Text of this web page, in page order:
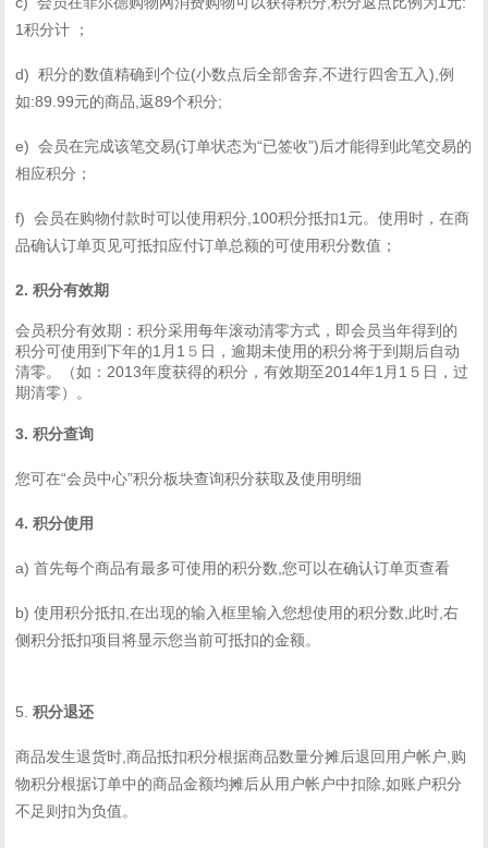
1积分计 ；
d)积分的数值精确到个位(小数点后全部舍弃 ,不进行四舍五入),例
如:89.99元的商品 ,返89个积分;
e)会员在完成该笔交易(订单状态为“已签收”)后才能得到此笔交易的
相应积分；
f)会员在购物付款时可以使用积分 ,100积分抵扣1 元。使用时，在商
品确认订单页见可抵扣应付订单总额的可使用积分数值；
2. 积分有效期
会员积分有效期：积分采用每年滚动清零方式，即会员当年得到的
积分可使用到下年的1 月 1 ５ 日，逾期未使用的积分将于到期后自动
清零。（如：2013年度获得的积分，有效期至2014年1 月 1 ５ 日，过
期清零）。
3. 积分查询
您可在“会员中心”积分板块查询积分获取及使用明细
4. 积分使用
a)首先每个商品有最多可使用的积分数 ,您可以在确认订单页查看
b)使用积分抵扣 ,在出现的输入框里输入您想使用的积分数 此时 ,右
侧积分抵扣项目将显示您当前可抵扣的金额。
5. 积分退还
商品发生退货时 ,商品抵扣积分根据商品数量分摊后退回用户帐户 购
物积分根据订单中的商品金额均摊后从用户帐户中扣除 ,如账户积分
不足则扣为负值。